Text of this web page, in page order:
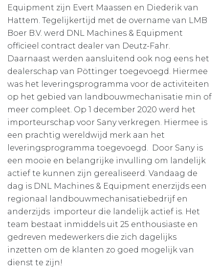
Equipment zijn Evert Maassen en Diederik van
Hattem. Tegelijkertijd met de overname van LMB
Boer B.V. werd DNL Machines & Equipment
officieel contract dealer van Deutz-Fahr.
Daarnaast werden aansluitend ook nog eens het
dealerschap van Pöttinger toegevoegd. Hiermee
was het leveringsprogramma voor de activiteiten
op het gebied van landbouwmechanisatie min of
meer compleet. Op 1 december 2020 werd het
importeurschap voor Sany verkregen. Hiermee is
een prachtig wereldwijd merk aan het
leveringsprogramma toegevoegd. Door Sany is
een mooie en belangrijke invulling om landelijk
actief te kunnen zijn gerealiseerd. Vandaag de
dag is DNL Machines & Equipment enerzijds een
regionaal landbouwmechanisatiebedrijf en
anderzijds importeur die landelijk actief is. Het
team bestaat inmiddels uit 25 enthousiaste en
gedreven medewerkers die zich dagelijks
inzetten om de klanten zo goed mogelijk van
dienst te zijn!